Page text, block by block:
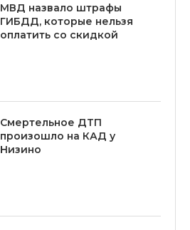
МВД назвало штрафы
ГИБДД, которые нельзя
оплатить со скидкой
Смертельное ДТП
произошло на КАД у
Низино